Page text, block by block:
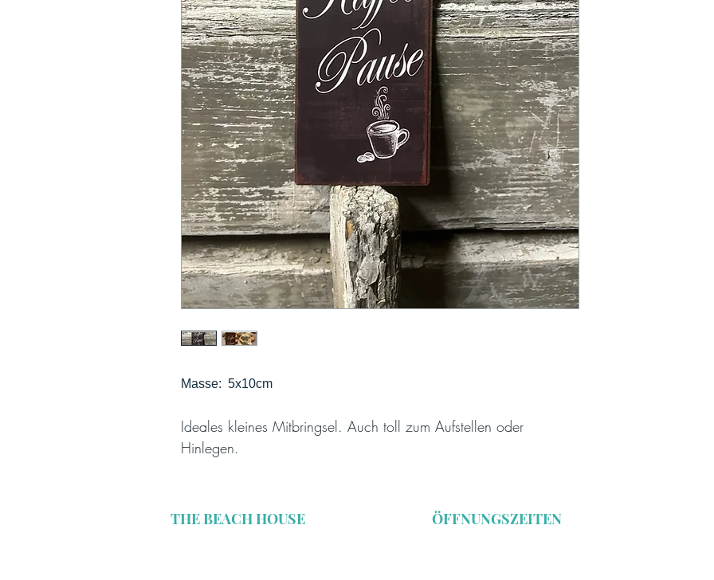
Masse: 5x10cm
Ideales kleines Mitbringsel. Auch toll zum Aufstellen oder
Hinlegen.
THE BEACH HOUSE ÖFFNUNGSZEITEN